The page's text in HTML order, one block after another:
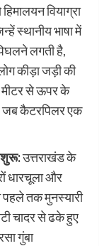
वियाग्रा
स्थानीय भाषा में
लगती है,
कीड़ा जड़ी की
से ऊपर के
जब कैटरपिलर एक
शुरू:उत्तराखंड के
धारचूला और
पहले तक मुनस्यारी
चादर से ढके हुए
गुंबा